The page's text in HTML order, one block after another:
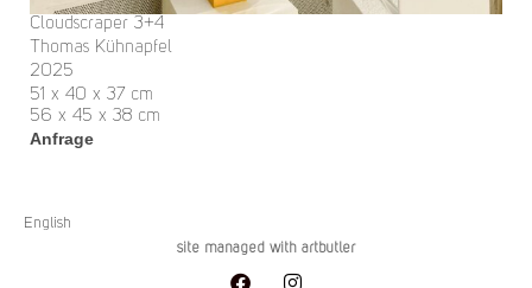
Cloudscraper 3+4
Thomas Kühnapfel
2025
51 x 40 x 37 cm
56 x 45 x 38 cm
Anfrage
English
site managed with artbutler